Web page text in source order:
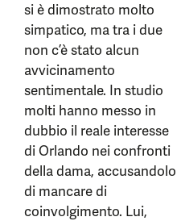
si è dimostrato molto
simpatico, ma tra i due
non c’è stato alcun
avvicinamento
sentimentale. In studio
molti hanno messo in
dubbio il reale interesse
di Orlando nei confronti
della dama, accusandolo
di mancare di
coinvolgimento. Lui,